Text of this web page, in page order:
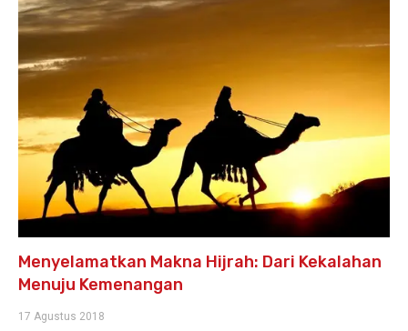
Menyelamatkan Makna Hijrah: Dari Kekalahan
Menuju Kemenangan
17 Agustus 2018